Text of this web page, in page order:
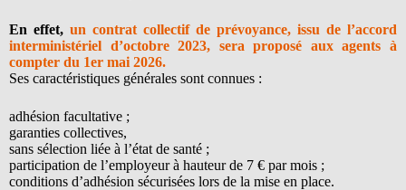
En effet, un contrat collectif de prévoyance, issu de l’accord
interministériel d’octobre 2023, sera proposé aux agents à
compter du 1er mai 2026.
Ses caractéristiques générales sont connues :
adhésion facultative ;
garanties collectives,
sans sélection liée à l’état de santé ;
participation de l’employeur à hauteur de 7 € par mois ;
conditions d’adhésion sécurisées lors de la mise en place.